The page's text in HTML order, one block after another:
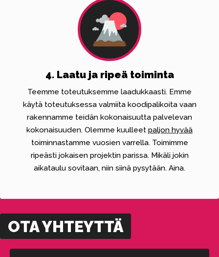
4. Laatu ja ripeä toiminta
Teemme toteutuksemme laadukkaasti. Emme
käytä toteutuksessa valmiita koodipalikoita vaan
rakennamme teidän kokonaisuutta palvelevan
kokonaisuuden. Olemme kuulleet paljon hyvää
toiminnastamme vuosien varrella. Toimimme
ripeästi jokaisen projektin parissa. Mikäli jokin
aikataulu sovitaan, niin siinä pysytään. Aina.
OTA YHTEYTTÄ